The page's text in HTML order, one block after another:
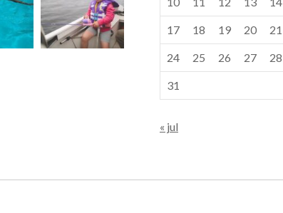
17 18 19 20 21
24 25 26 27 28
31
« jul